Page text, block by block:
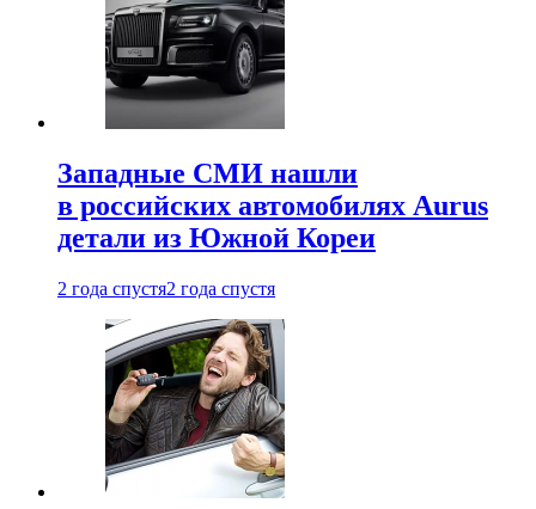
Западные СМИ нашли
в российских автомобилях Aurus
детали из Южной Кореи
2 года спустя2 года спустя